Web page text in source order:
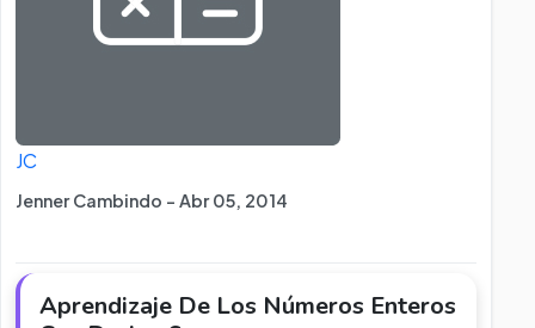
JC
Jenner Cambindo - Abr 05, 2014
Aprendizaje De Los Números Enteros